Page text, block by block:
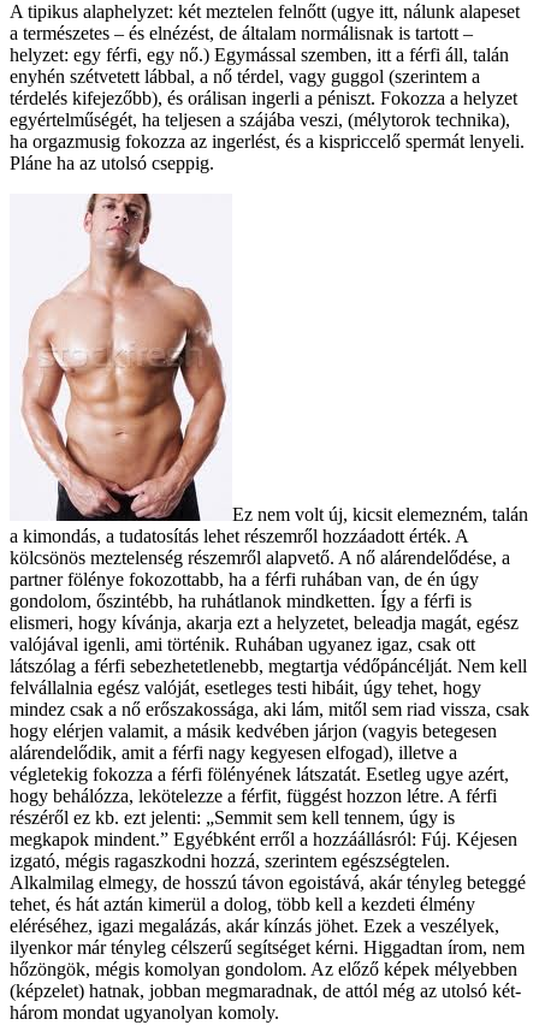
A tipikus alaphelyzet: két meztelen felnőtt (ugye itt, nálunk alapeset
a természetes – és elnézést, de általam normálisnak is tartott –
helyzet: egy férfi, egy nő.) Egymással szemben, itt a férfi áll, talán
enyhén szétvetett lábbal, a nő térdel, vagy guggol (szerintem a
térdelés kifejezőbb), és orálisan ingerli a péniszt. Fokozza a helyzet
egyértelműségét, ha teljesen a szájába veszi, (mélytorok technika),
ha orgazmusig fokozza az ingerlést, és a kispriccelő spermát lenyeli.
Pláne ha az utolsó cseppig.
Ez nem volt új, kicsit elemezném, talán
a kimondás, a tudatosítás lehet részemről hozzáadott érték. A
kölcsönös meztelenség részemről alapvető. A nő alárendelődése, a
partner fölénye fokozottabb, ha a férfi ruhában van, de én úgy
gondolom, őszintébb, ha ruhátlanok mindketten. Így a férfi is
elismeri, hogy kívánja, akarja ezt a helyzetet, beleadja magát, egész
valójával igenli, ami történik. Ruhában ugyanez igaz, csak ott
látszólag a férfi sebezhetetlenebb, megtartja védőpáncélját. Nem kell
felvállalnia egész valóját, esetleges testi hibáit, úgy tehet, hogy
mindez csak a nő erőszakossága, aki lám, mitől sem riad vissza, csak
hogy elérjen valamit, a másik kedvében járjon (vagyis betegesen
alárendelődik, amit a férfi nagy kegyesen elfogad), illetve a
végletekig fokozza a férfi fölényének látszatát. Esetleg ugye azért,
hogy behálózza, lekötelezze a férfit, függést hozzon létre. A férfi
részéről ez kb. ezt jelenti: „Semmit sem kell tennem, úgy is
megkapok mindent.” Egyébként erről a hozzáállásról: Fúj. Kéjesen
izgató, mégis ragaszkodni hozzá, szerintem egészségtelen.
Alkalmilag elmegy, de hosszú távon egoistává, akár tényleg beteggé
tehet, és hát aztán kimerül a dolog, több kell a kezdeti élmény
eléréséhez, igazi megalázás, akár kínzás jöhet. Ezek a veszélyek,
ilyenkor már tényleg célszerű segítséget kérni. Higgadtan írom, nem
hőzöngök, mégis komolyan gondolom. Az előző képek mélyebben
(képzelet) hatnak, jobban megmaradnak, de attól még az utolsó két-
három mondat ugyanolyan komoly.